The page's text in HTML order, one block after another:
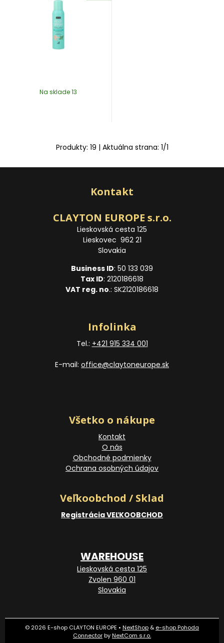
Na sklade 13
Produkty: 19 | Aktuálna strana: 1/1
Kontakt
CLAYTON EUROPE s.r.o.
Lieskovská cesta 125
Lieskovec 962 21
Slovakia
Business ID: 50 133 039
Tax ID: 2120186618
VAT reg. no.: SK2120186618
Infolinka
Tel.: +421 915 334 001
E-mail: office@claytoneurope.sk
Všetko o nákupe
Kontakt
O nás
Obchodné podmienky
Ochrana osobných údajov
Veľkoobchod / Sklad
Registrácia VEĽKOOBCHOD
WAREHOUSE
Lieskovská cesta 125
Zvolen 960 01
Slovakia
© 2026 E-shop CLAYTON EUROPE • NextShop & e-shop Pohoda
ConnectorbyNextCom s.r.o.